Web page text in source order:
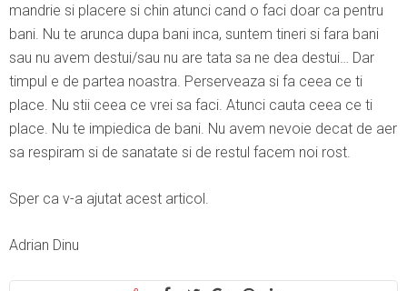
mandrie si placere si chin atunci cand o faci doar ca pentru
bani. Nu te arunca dupa bani inca, suntem tineri si fara bani
sau nu avem destui/sau nu are tata sa ne dea destui… Dar
timpul e de partea noastra. Perserveaza si fa ceea ce ti
place. Nu stii ceea ce vrei sa faci. Atunci cauta ceea ce ti
place. Nu te impiedica de bani. Nu avem nevoie decat de aer
sa respiram si de sanatate si de restul facem noi rost.
Sper ca v-a ajutat acest articol.
Adrian Dinu